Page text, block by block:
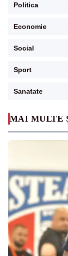
MAI MULTE
Politica
Economie
Social
Sport
Sanatate